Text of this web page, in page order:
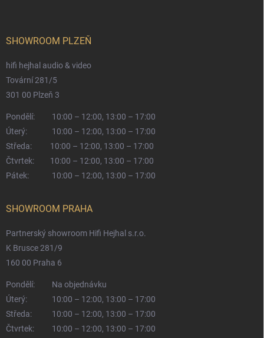
SHOWROOM PLZEŇ
hifi hejhal audio & video
Tovární 281/5
301 00 Plzeň 3
Pondělí:
10:00 – 12:00, 13:00 – 17:00
Úterý:
10:00 – 12:00, 13:00 – 17:00
Středa:
10:00 – 12:00, 13:00 – 17:00
Čtvrtek:
10:00 – 12:00, 13:00 – 17:00
Pátek:
10:00 – 12:00, 13:00 – 17:00
SHOWROOM PRAHA
Partnerský showroom Hifi Hejhal s.r.o.
K Brusce 281/9
160 00 Praha 6
Pondělí:
Na objednávku
Úterý:
10:00 – 12:00, 13:00 – 17:00
Středa:
10:00 – 12:00, 13:00 – 17:00
Čtvrtek:
10:00 – 12:00, 13:00 – 17:00